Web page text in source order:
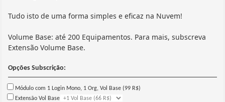
Tudo isto de uma forma simples e eficaz na Nuvem!
Volume Base: até 200 Equipamentos. Para mais, subscreva
Extensão Volume Base.
Opções Subscrição:
Módulo com 1 Login Mono, 1 Org, Vol Base (99 R$)
Extensão Vol Base